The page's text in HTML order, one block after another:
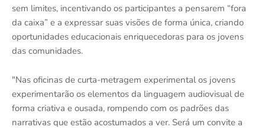
sem limites, incentivando os participantes a pensarem “fora
da caixa” e a expressar suas visões de forma única, criando
oportunidades educacionais enriquecedoras para os jovens
das comunidades.
"Nas oficinas de curta-metragem experimental os jovens
experimentarão os elementos da linguagem audiovisual de
forma criativa e ousada, rompendo com os padrões das
narrativas que estão acostumados a ver. Será um convite a